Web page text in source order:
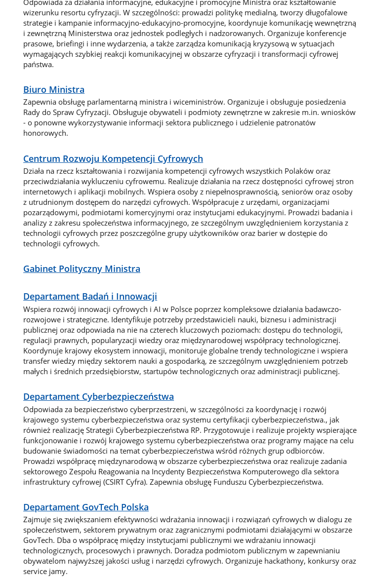
wizerunku resortu cyfryzacji. W szczególności: prowadzi politykę medialną, tworzy długofalowe
strategie i kampanie informacyjno-edukacyjno-promocyjne, koordynuje komunikację wewnętrzną
i zewnętrzną Ministerstwa oraz jednostek podległych i nadzorowanych. Organizuje konferencje
prasowe, briefingi i inne wydarzenia, a także zarządza komunikacją kryzysową w sytuacjach
wymagających szybkiej reakcji komunikacyjnej w obszarze cyfryzacji i transformacji cyfrowej
państwa.
Biuro Ministra
Zapewnia obsługę parlamentarną ministra i wiceministrów. Organizuje i obsługuje posiedzenia
Rady do Spraw Cyfryzacji. Obsługuje obywateli i podmioty zewnętrzne w zakresie m.in. wniosków
- o ponowne wykorzystywanie informacji sektora publicznego i udzielenie patronatów
honorowych.
Centrum Rozwoju Kompetencji Cyfrowych
Działa na rzecz kształtowania i rozwijania kompetencji cyfrowych wszystkich Polaków oraz
przeciwdziałania wykluczeniu cyfrowemu. Realizuje działania na rzecz dostępności cyfrowej stron
internetowych i aplikacji mobilnych. Wspiera osoby z niepełnosprawnością, seniorów oraz osoby
z utrudnionym dostępem do narzędzi cyfrowych. Współpracuje z urzędami, organizacjami
pozarządowymi, podmiotami komercyjnymi oraz instytucjami edukacyjnymi. Prowadzi badania i
analizy z zakresu społeczeństwa informacyjnego, ze szczególnym uwzględnieniem korzystania z
technologii cyfrowych przez poszczególne grupy użytkowników oraz barier w dostępie do
technologii cyfrowych.
Gabinet Polityczny Ministra
Departament Badań i Innowacji
Wspiera rozwój innowacji cyfrowych i AI w Polsce poprzez kompleksowe działania badawczo-
rozwojowe i strategiczne. Identyfikuje potrzeby przedstawicieli nauki, biznesu i administracji
publicznej oraz odpowiada na nie na czterech kluczowych poziomach: dostępu do technologii,
regulacji prawnych, popularyzacji wiedzy oraz międzynarodowej współpracy technologicznej.
Koordynuje krajowy ekosystem innowacji, monitoruje globalne trendy technologiczne i wspiera
transfer wiedzy między sektorem nauki a gospodarką, ze szczególnym uwzględnieniem potrzeb
małych i średnich przedsiębiorstw, startupów technologicznych oraz administracji publicznej.
Departament Cyberbezpieczeństwa
Odpowiada za bezpieczeństwo cyberprzestrzeni, w szczególności za koordynację i rozwój
krajowego systemu cyberbezpieczeństwa oraz systemu certyfikacji cyberbezpieczeństwa., jak
również realizację Strategii Cyberbezpieczeństwa RP. Przygotowuje i realizuje projekty wspierające
funkcjonowanie i rozwój krajowego systemu cyberbezpieczeństwa oraz programy mające na celu
budowanie świadomości na temat cyberbezpieczeństwa wśród różnych grup odbiorców.
Prowadzi współpracę międzynarodową w obszarze cyberbezpieczeństwa oraz realizuje zadania
sektorowego Zespołu Reagowania na Incydenty Bezpieczeństwa Komputerowego dla sektora
infrastruktury cyfrowej (CSIRT Cyfra). Zapewnia obsługę Funduszu Cyberbezpieczeństwa.
Departament GovTech Polska
Zajmuje się zwiększaniem efektywności wdrażania innowacji i rozwiązań cyfrowych w dialogu ze
społeczeństwem, sektorem prywatnym oraz zagranicznymi podmiotami działającymi w obszarze
GovTech. Dba o współpracę między instytucjami publicznymi we wdrażaniu innowacji
technologicznych, procesowych i prawnych. Doradza podmiotom publicznym w zapewnianiu
obywatelom najwyższej jakości usług i narzędzi cyfrowych. Organizuje hackathony, konkursy oraz
service jamy.